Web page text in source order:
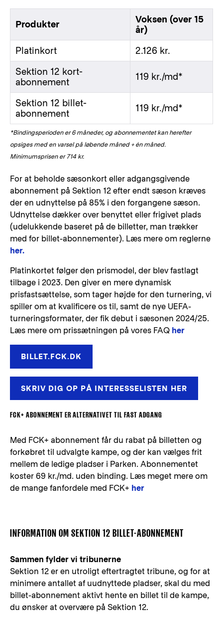
Produkter
Voksen (over 15
år)
Platinkort
2.126 kr.
Sektion 12 kort-
abonnement
119 kr./md*
Sektion 12 billet-
abonnement
119 kr./md*
*Bindingsperioden er 6 måneder, og abonnementet kan herefter
opsiges med en varsel på løbende måned + én måned.
Minimumsprisen er 714 kr.
For at beholde sæsonkort eller adgangsgivende
abonnement på Sektion 12 efter endt sæson kræves
der en udnyttelse på 85% i den forgangene sæson.
Udnyttelse dækker over benyttet eller frigivet plads
(udelukkende baseret på de billetter, man trækker
med for billet-abonnementer). Læs mere om reglerne
her.
Platinkortet følger den prismodel, der blev fastlagt
tilbage i 2023. Den giver en mere dynamisk
prisfastsættelse, som tager højde for den turnering, vi
spiller om at kvalificere os til, samt de nye UEFA-
turneringsformater, der fik debut i sæsonen 2024/25.
Læs mere om prissætningen på vores FAQ her
BILLET.FCK.DK
SKRIV DIG OP PÅ INTERESSELISTEN HER
FCK+ ABONNEMENT ER ALTERNATIVET TIL FAST ADGANG
Med FCK+ abonnement får du rabat på billetten og
forkøbret til udvalgte kampe, og der kan vælges frit
mellem de ledige pladser i Parken. Abonnementet
koster 69 kr./md. uden binding. Læs meget mere om
de mange fanfordele med FCK+ her
INFORMATION OM SEKTION 12 BILLET-ABONNEMENT
Sammen fylder vi tribunerne
Sektion 12 er en utroligt eftertragtet tribune, og for at
minimere antallet af uudnyttede pladser, skal du med
billet-abonnement aktivt hente en billet til de kampe,
du ønsker at overvære på Sektion 12.